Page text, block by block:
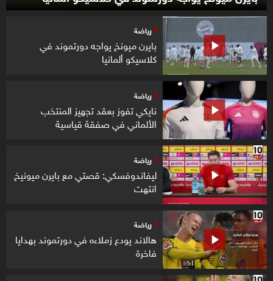
رياضة
بايرن ميونخ يواجه دورتموند في
كلاسيكو ألمانيا
رياضة
نايكي تفوز بعقد تجهيز المنتخب
الألماني في صفقة قياسية
رياضة
ليفاندوفسكي: قصتي مع بايرن ميونيخ
انتهت
رياضة
هالاند يودع زملاءه في دورتموند بهدايا
فاخرة